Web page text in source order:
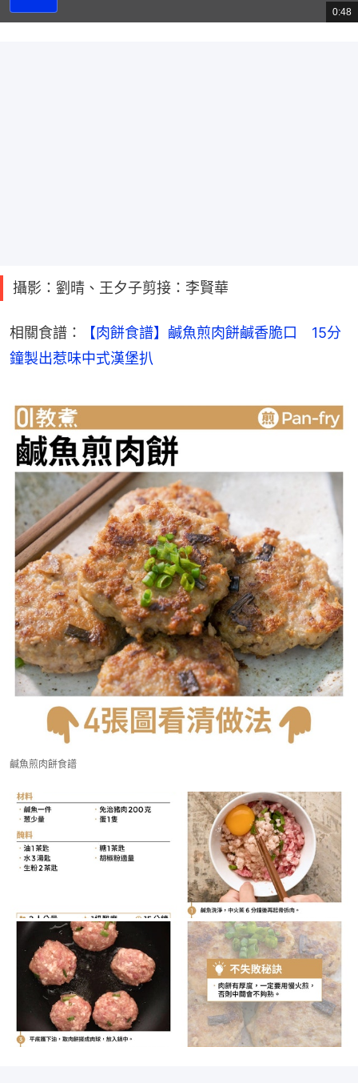
總
共
0:48
攝影：劉晴、王夕子剪接：李賢華
相關食譜：
【肉餅食譜】鹹魚煎肉餅鹹香脆口　15分
鐘製出惹味中式漢堡扒
鹹魚煎肉餅食譜